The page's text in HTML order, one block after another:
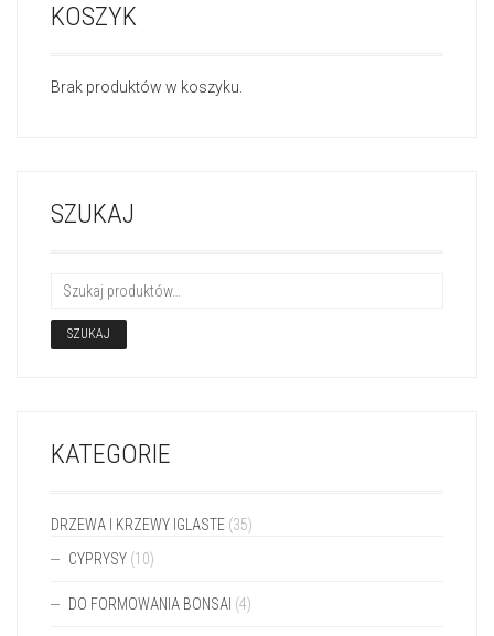
KOSZYK
Brak produktów w koszyku.
SZUKAJ
SZUKAJ
KATEGORIE
DRZEWA I KRZEWY IGLASTE (35)
CYPRYSY (10)
DO FORMOWANIA BONSAI (4)